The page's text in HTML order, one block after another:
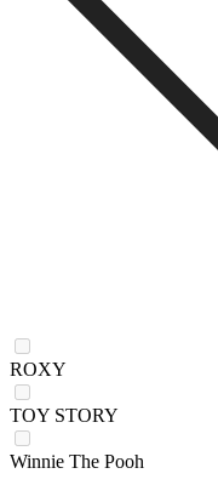
ROXY
TOY STORY
Winnie The Pooh